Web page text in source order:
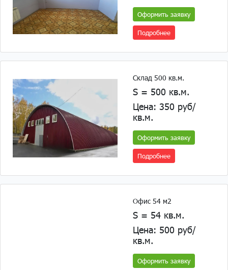
Оформить заявку
Подробнее
Склад 500 кв.м.
S = 500 кв.м.
Цена: 350 руб/
кв.м.
Оформить заявку
Подробнее
Офис 54 м2
S = 54 кв.м.
Цена: 500 руб/
кв.м.
Оформить заявку